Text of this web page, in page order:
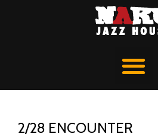
2/28 ENCOUNTER